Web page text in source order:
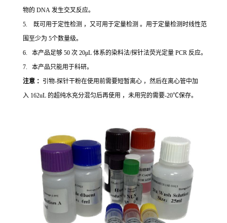
物的 DNA 发生交叉反应。
5. 既可用于定性检测 ，又可用于定量检测 。用于定量检测时线性范
围至少为 5个数量级。
6. 本产品足够 50 次 20μL 体系的染料法/探针法荧光定量 PCR 反应。
7. 本产品只能用于科研。
注意 ： 引物-探针干粉在使用前需要短暂离心 ，然后在离心管中加
入 162uL 的超纯水充分混匀后再使用 ，未用完的需要-20℃保存。